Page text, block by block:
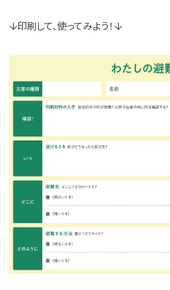
↓印刷して、使ってみよう！↓